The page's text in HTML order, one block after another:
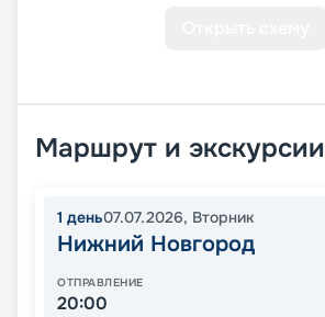
Маршрут и экскурсии
1 день07.07.2026, Вторник
Нижний Новгород
ОТПРАВЛЕНИЕ
20:00